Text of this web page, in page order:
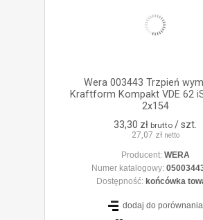
Wera 003443 Trzpień
Kraftform Kompakt VDE 62
2x154
33,30 zł brutto / szt.
27,07 zł netto
Producent: WERA
Numer katalogowy:
Dostępność: końcówka
dodaj do porównania